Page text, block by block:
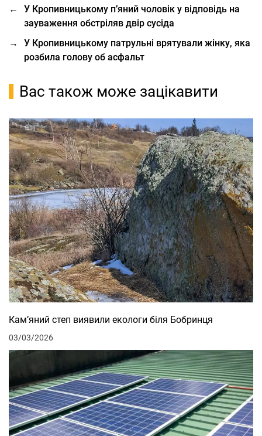
←
У Кропивницькому п’яний чоловік у відповідь на
зауваження обстріляв двір сусіда
→
У Кропивницькому патрульні врятували жінку, яка
розбила голову об асфальт
Вас також може зацікавити
Кам’яний степ виявили екологи біля Бобринця
03/03/2026